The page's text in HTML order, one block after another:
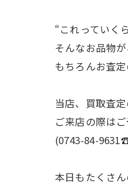
“これっていく
そんなお品物
もちろんお査
当店、買取査
ご来店の際は
(0743-84-9631☎️
本日もたくさ